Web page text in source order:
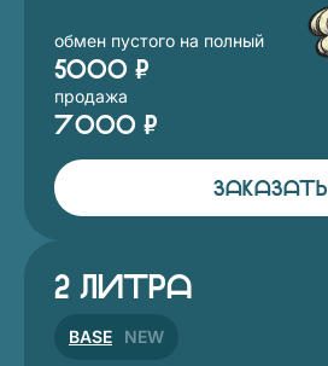
обмен пустого на полный
5000 ₽
продажа
7000 ₽
ЗАКАЗАТЬ
2 литра
BASE NEW